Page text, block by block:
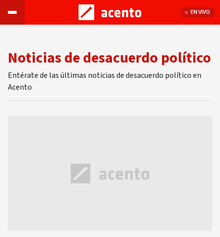
EN VIVO
Noticias de desacuerdo político
Entérate de las últimas noticias de desacuerdo político en
Acento